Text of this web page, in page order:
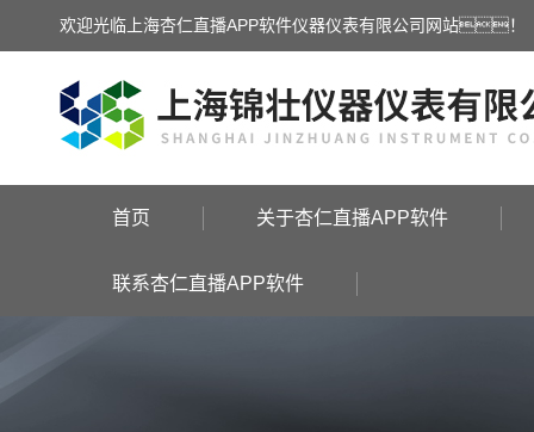
欢迎光临上海杏仁直播APP软件仪器仪表有限公司网站！
首页 关于杏仁直播APP软件
联系杏仁直播APP软件